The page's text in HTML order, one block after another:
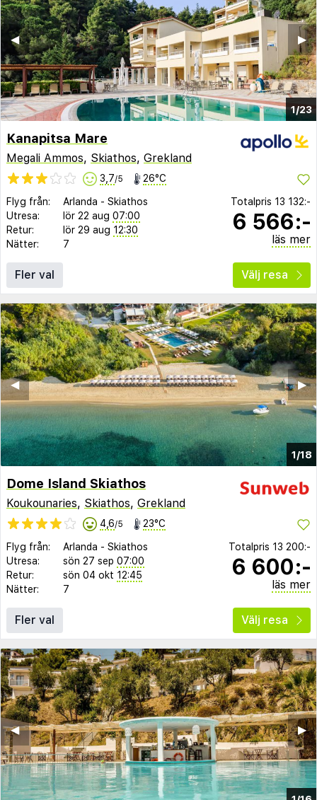
1/23
▶︎
◀︎
Kanapitsa Mare
Megali Ammos, Skiathos, Grekland
3,7/5 26°C
Flyg från: Arlanda - Skiathos
Utresa:
lör 22 aug 07:00
Retur:
lör 29 aug 12:30
Nätter:
7
Totalpris 13 132:-
6 566:-
läs mer
Fler val Välj resa
1/18
▶︎
◀︎
Dome Island Skiathos
Koukounaries, Skiathos, Grekland
4,6/5 23°C
Flyg från: Arlanda - Skiathos
Utresa:
sön 27 sep 07:00
Retur:
sön 04 okt 12:45
Nätter:
7
Totalpris 13 200:-
6 600:-
läs mer
Fler val Välj resa
▶︎
◀︎